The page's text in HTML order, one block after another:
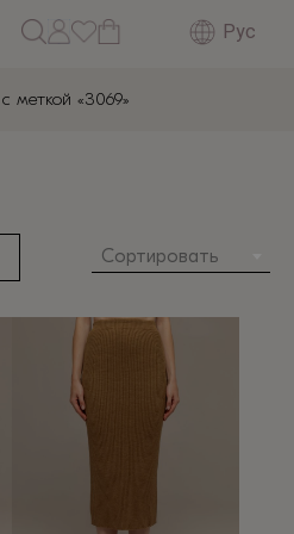
Рус
меткой «3069»
Сортировать